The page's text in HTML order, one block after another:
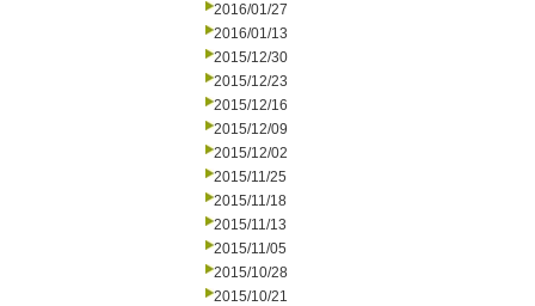
2016/01/27
2016/01/13
2015/12/30
2015/12/23
2015/12/16
2015/12/09
2015/12/02
2015/11/25
2015/11/18
2015/11/13
2015/11/05
2015/10/28
2015/10/21